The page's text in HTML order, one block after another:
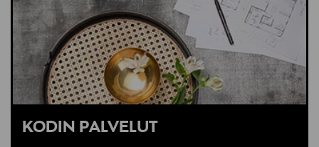
Digitaalinen osoite
info@fatboy.com
KODIN PALVELUT